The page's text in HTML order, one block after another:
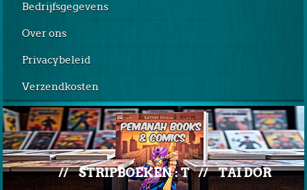
Bedrijfsgegevens
Over ons
Privacybeleid
Verzendkosten
// STRIPBOEKEN : T // TAI DOR